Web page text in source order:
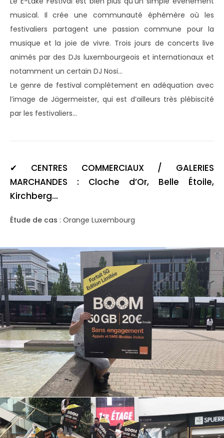
musical. Il crée une communauté éphémère où les
festivaliers partagent une passion commune pour la
musique et la joie de vivre. Trois jours de concerts live
animés par des DJs luxembourgeois et internationaux et
notamment un certain DJ Nosi…
Le genre de festival complètement en adéquation avec
l’image de Jägermeister, qui est d’ailleurs très plébiscité
par les festivaliers…
✔ CENTRES COMMERCIAUX / GALERIES
MARCHANDES : Cloche d’Or, Belle Étoile,
Kirchberg…
Étude de cas : Orange Luxembourg